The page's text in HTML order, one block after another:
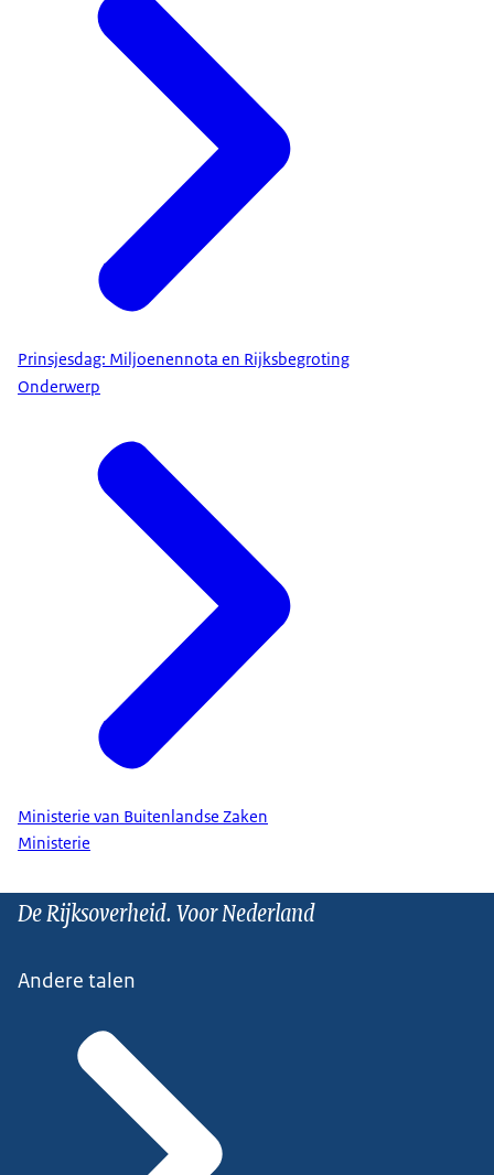
Prinsjesdag: Miljoenennota en Rijksbegroting
Onderwerp
Ministerie van Buitenlandse Zaken
Ministerie
De Rijksoverheid. Voor Nederland
Andere talen